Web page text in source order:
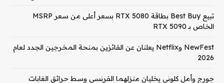
تبيع Best Buy بطاقة RTX 5080 بسعر أعلى من سعر MSRP
الخاص بـ RTX 5090
NewFest وNetflix يعلنان عن الفائزين بمنحة المخرجين الجدد لعام
2026
جورج وأمل كلوني يخليان منزلهما الفرنسي وسط حرائق الغابات